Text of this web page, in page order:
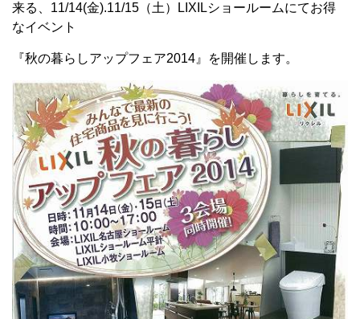
来る、11/14(金).11/15（土）LIXILショールームにてお得
なイベント
『秋の暮らしアップフェア2014』を開催します。